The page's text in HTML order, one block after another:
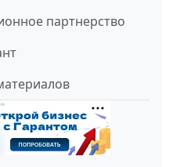
партнерство